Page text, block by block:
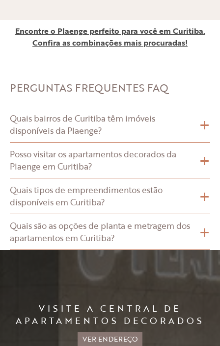
Encontre o Plaenge perfeito para você em Curitiba.
Confira as combinações mais procuradas!
PERGUNTAS FREQUENTES FAQ
Quais bairros de Curitiba têm imóveis
disponíveis da Plaenge?
+
Posso visitar os apartamentos decorados da
Plaenge em Curitiba?
+
Quais tipos de empreendimentos estão
disponíveis em Curitiba?
+
Quais são as opções de planta e metragem dos
apartamentos em Curitiba?
+
VISITE A CENTRAL DE
APARTAMENTOS DECORADOS
VER ENDEREÇO